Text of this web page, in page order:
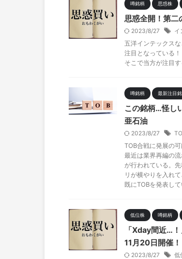
噂銘柄 思惑株
思惑全開！第
2023/8/27 イ
五洋インテックス
注目となっている！
そこで当方が注目
噂銘柄 最新注目
この銘柄…怪し
亜石油
2023/8/27
TOB合戦に発展の
最近は業界再編の
が行われている。
リが横やりを入れ
既にTOBを発表し
低位株 噂銘柄
「Xday間近…
11月20日開催！
2023/8/27 低